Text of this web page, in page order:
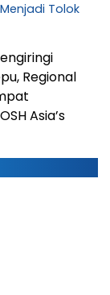
Tolok
Regional
Asia’s